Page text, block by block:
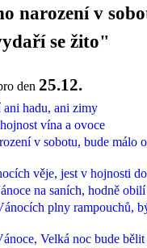
narození v
se žito"
den 25.12.
hadu, ani zimy
vína a ovoce
v sobotu, bude málo
věje, jest v hojnosti
na saních, hodně
plny rampouchů,
Velká noc bude bělit